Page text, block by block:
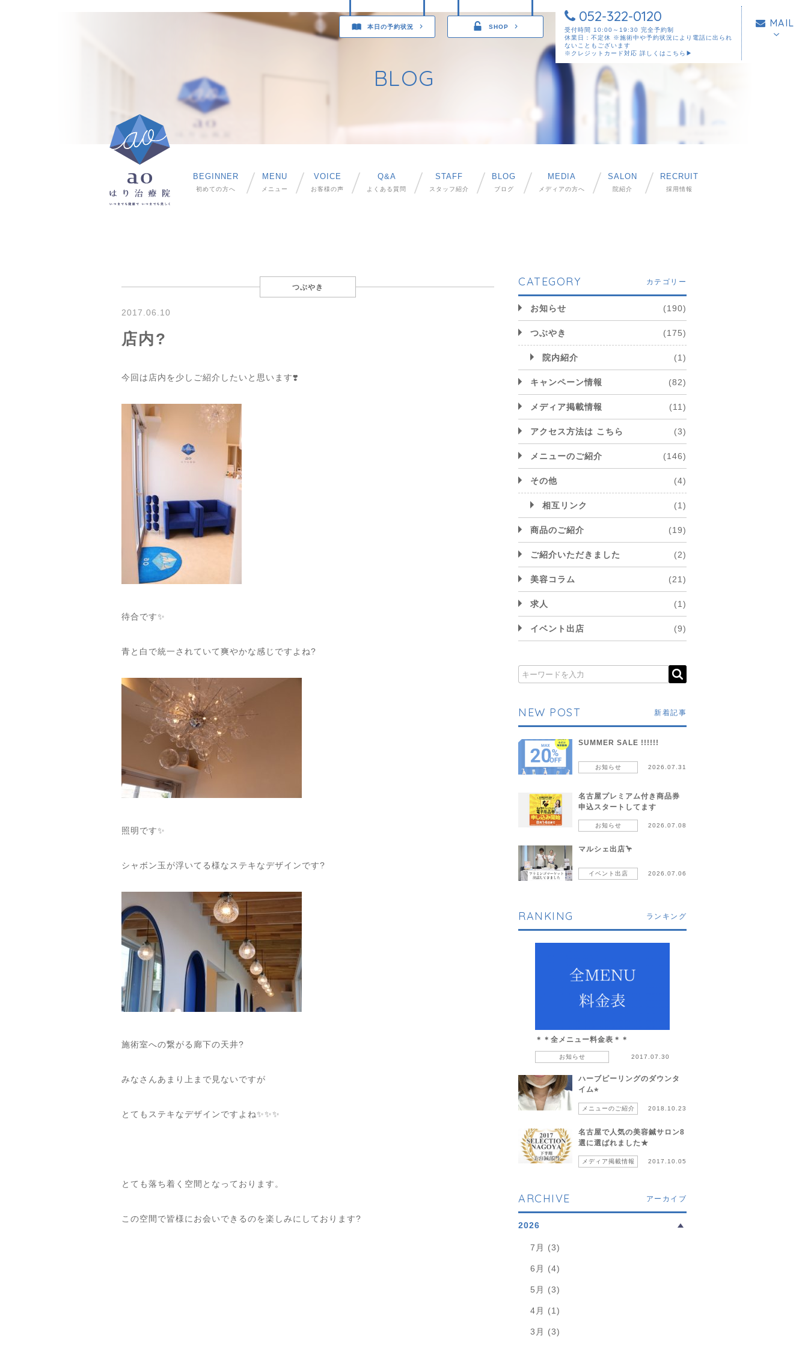
本日の予約状況 SHOP
052-322-0120
受付時間 10:00～19:30 完全予約制
休業日：不定休 ※施術中や予約状況により電話に出られ
ないこともございます
※クレジットカード対応 詳しくはこちら▶︎
MAIL
BLOG
BEGINNER
初めての方へ
MENU
メニュー
VOICE
お客様の声
Q&A
よくある質問
STAFF
スタッフ紹介
BLOG
ブログ
MEDIA
メディアの方へ
SALON
院紹介
RECRUIT
採用情報
つぶやき
2017.06.10
店内?
今回は店内を少しご紹介したいと思います❣️
待合です✨
青と白で統一されていて爽やかな感じですよね?
照明です✨
シャボン玉が浮いてる様なステキなデザインです?
施術室への繋がる廊下の天井?
みなさんあまり上まで見ないですが
とてもステキなデザインですよね✨✨✨
とても落ち着く空間となっております。
この空間で皆様にお会いできるのを楽しみにしております?
CATEGORY カテゴリー
お知らせ (190)
つぶやき (175)
院内紹介 (1)
キャンペーン情報 (82)
メディア掲載情報 (11)
アクセス方法は こちら (3)
メニューのご紹介 (146)
その他 (4)
相互リンク (1)
商品のご紹介 (19)
ご紹介いただきました (2)
美容コラム (21)
求人 (1)
イベント出店 (9)
NEW POST 新着記事
SUMMER SALE !!!!!!
お知らせ 2026.07.31
名古屋プレミアム付き商品券
申込スタートしてます
お知らせ 2026.07.08
マルシェ出店🦩
イベント出店 2026.07.06
RANKING ランキング
＊＊全メニュー料金表＊＊
お知らせ 2017.07.30
ハーブピーリングのダウンタ
イム⭐︎
メニューのご紹介 2018.10.23
名古屋で人気の美容鍼サロン8
選に選ばれました★
メディア掲載情報 2017.10.05
ARCHIVE アーカイブ
2026
7月 (3)
6月 (4)
5月 (3)
4月 (1)
3月 (3)